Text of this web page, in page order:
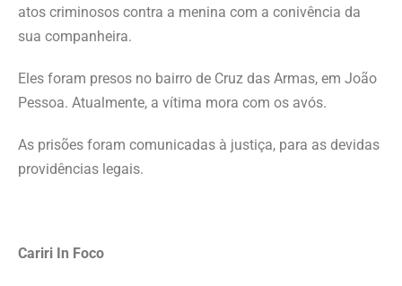
atos criminosos contra a menina com a conivência da
sua companheira.
Eles foram presos no bairro de Cruz das Armas, em João
Pessoa. Atualmente, a vítima mora com os avós.
As prisões foram comunicadas à justiça, para as devidas
providências legais.
Cariri In Foco